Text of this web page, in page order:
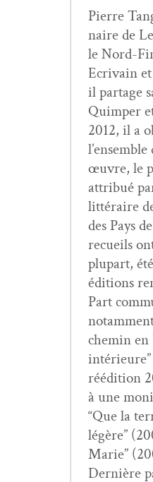
Pierre
naire de
le Nord-
Ecrivain
il partage
Quim­per
2012, il a
l’ensemble
œuvre, le
attribué
lit­téraire
des Pays
recueils
plu­part,
édi­tions
Part
chemin en
réédi­tion
à une
“Que la
légère”
Marie”
Dernière